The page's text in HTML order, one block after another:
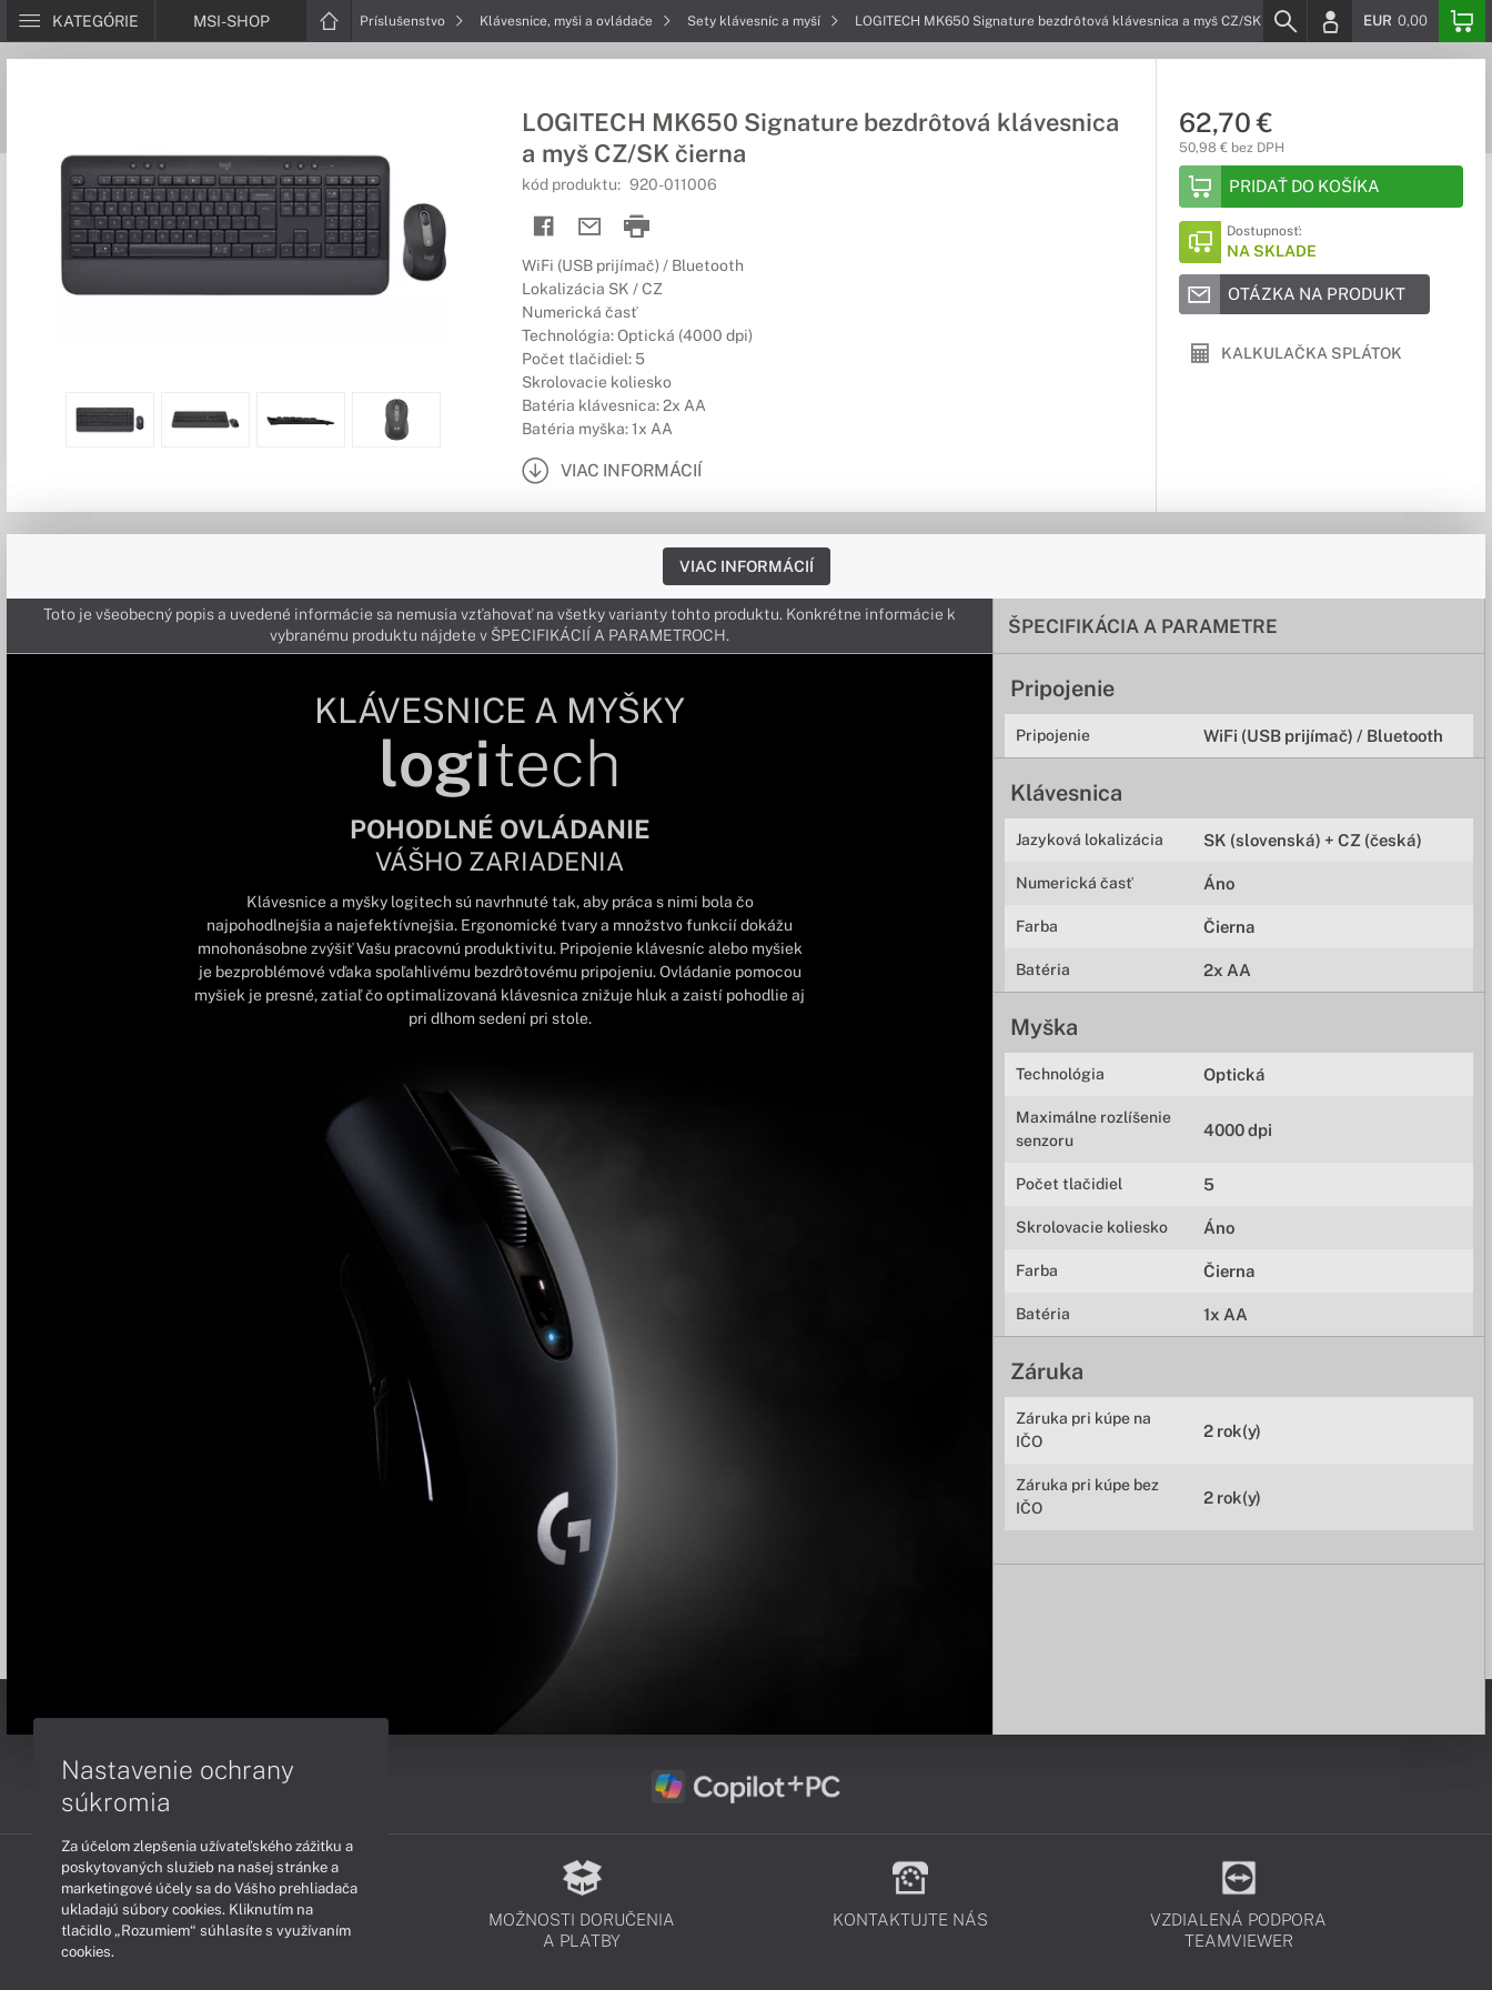
KATEGÓRIE MSI-SHOP Príslušenstvo Klávesnice, myši a ovládače Sety klávesníc a myší LOGITECH MK650 Signature bezdrôtová klávesnica a myš CZ/SK čierna EUR 0,00
LOGITECH MK650 Signature bezdrôtová klávesnica
a myš CZ/SK čierna
kód produktu: 920-011006
WiFi (USB prijímač) / Bluetooth
Lokalizácia SK / CZ
Numerická časť
Technológia: Optická (4000 dpi)
Počet tlačidiel: 5
Skrolovacie koliesko
Batéria klávesnica: 2x AA
Batéria myška: 1x AA
VIAC INFORMÁCIÍ
62,70 €
50,98 € bez DPH
PRIDAŤ DO KOŠÍKA
Dostupnosť:
NA SKLADE
OTÁZKA NA PRODUKT
KALKULAČKA SPLÁTOK
VIAC INFORMÁCIÍ
ŠPECIFIKÁCIA A PARAMETRE
Pripojenie
Pripojenie WiFi (USB prijímač) / Bluetooth
Klávesnica
Jazyková lokalizácia SK (slovenská) + CZ (česká)
Numerická časť Áno
Farba Čierna
Batéria 2x AA
Myška
Technológia Optická
Maximálne rozlíšenie
senzoru
4000 dpi
Počet tlačidiel 5
Skrolovacie koliesko Áno
Farba Čierna
Batéria 1x AA
Záruka
Záruka pri kúpe na
IČO
2 rok(y)
Záruka pri kúpe bez
IČO
2 rok(y)
Toto je všeobecný popis a uvedené informácie sa nemusia vzťahovať na všetky varianty tohto produktu. Konkrétne informácie k
vybranému produktu nájdete v ŠPECIFIKÁCIÍ A PARAMETROCH.
KLÁVESNICE A MYŠKY
logitech
POHODLNÉ OVLÁDANIE
VÁŠHO ZARIADENIA
Klávesnice a myšky logitech sú navrhnuté tak, aby práca s nimi bola čo
najpohodlnejšia a najefektívnejšia. Ergonomické tvary a množstvo funkcií dokážu
mnohonásobne zvýšiť Vašu pracovnú produktivitu. Pripojenie klávesníc alebo myšiek
je bezproblémové vďaka spoľahlivému bezdrôtovému pripojeniu. Ovládanie pomocou
myšiek je presné, zatiaľ čo optimalizovaná klávesnica znižuje hluk a zaistí pohodlie aj
pri dlhom sedení pri stole.
PODPORA A SERVIS
MOŽNOSTI DORUČENIA
A PLATBY
KONTAKTUJTE NÁS
VZDIALENÁ PODPORA
TEAMVIEWER
Nastavenie ochrany
súkromia
Za účelom zlepšenia užívateľského zážitku a
poskytovaných služieb na našej stránke a
marketingové účely sa do Vášho prehliadača
ukladajú súbory cookies. Kliknutím na
tlačidlo „Rozumiem“ súhlasíte s využívaním
cookies.